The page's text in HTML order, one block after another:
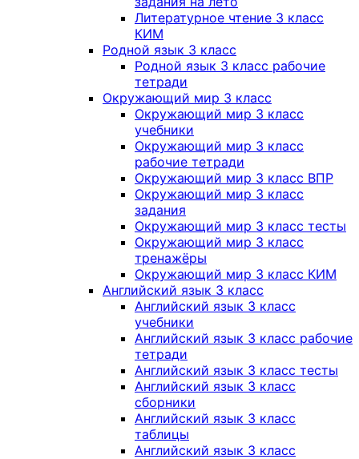
Литературное чтение 3 класс
КИМ
Родной язык 3 класс
Родной язык 3 класс рабочие
тетради
Окружающий мир 3 класс
Окружающий мир 3 класс
учебники
Окружающий мир 3 класс
рабочие тетради
Окружающий мир 3 класс ВПР
Окружающий мир 3 класс
задания
Окружающий мир 3 класс тесты
Окружающий мир 3 класс
тренажёры
Окружающий мир 3 класс КИМ
Английский язык 3 класс
Английский язык 3 класс
учебники
Английский язык 3 класс рабочие
тетради
Английский язык 3 класс тесты
Английский язык 3 класс
сборники
Английский язык 3 класс
таблицы
Английский язык 3 класс